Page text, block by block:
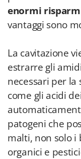
enormi
vantaggi sono
La cavitazione
estrarre gli
necessari per la
come gli acidi
patogeni che
malti, non solo
organici e